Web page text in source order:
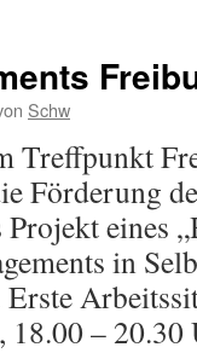
Schw
Treffpunkt
Förderung
eines
in
18.00 –